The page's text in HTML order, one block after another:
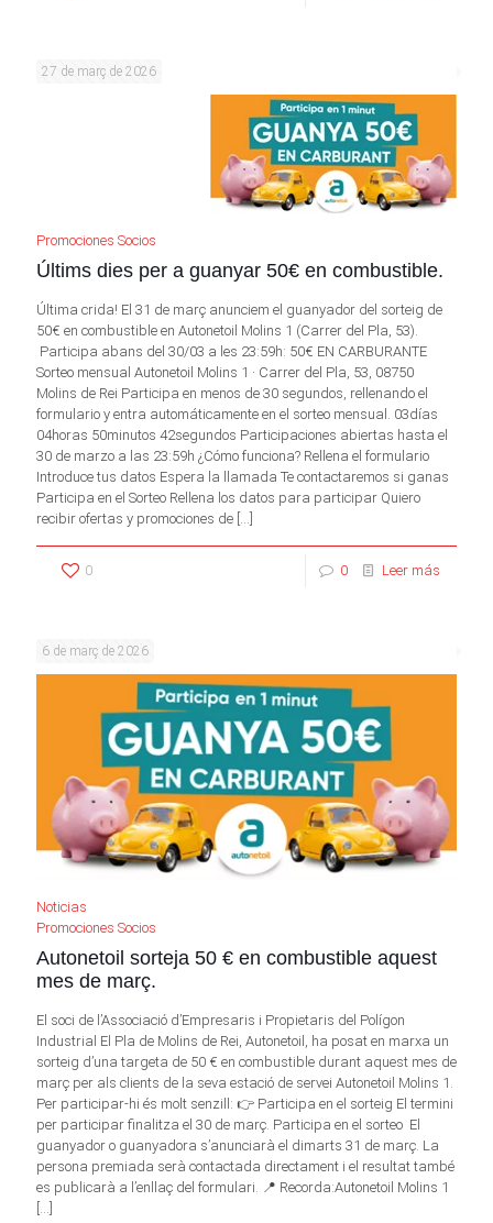
27 de març de 2026
Promociones Socios
Últims dies per a guanyar 50€ en combustible.
Última crida! El 31 de març anunciem el guanyador del sorteig de
50€ en combustible en Autonetoil Molins 1 (Carrer del Pla, 53).
Participa abans del 30/03 a les 23:59h: 50€ EN CARBURANTE
Sorteo mensual Autonetoil Molins 1 · Carrer del Pla, 53, 08750
Molins de Rei Participa en menos de 30 segundos, rellenando el
formulario y entra automáticamente en el sorteo mensual. 03días
04horas 50minutos 42segundos Participaciones abiertas hasta el
30 de marzo a las 23:59h ¿Cómo funciona? Rellena el formulario
Introduce tus datos Espera la llamada Te contactaremos si ganas
Participa en el Sorteo Rellena los datos para participar Quiero
recibir ofertas y promociones de […]
0 0 Leer más
6 de març de 2026
Noticias
Promociones Socios
Autonetoil sorteja 50 € en combustible aquest
mes de març.
El soci de l’Associació d’Empresaris i Propietaris del Polígon
Industrial El Pla de Molins de Rei, Autonetoil, ha posat en marxa un
sorteig d’una targeta de 50 € en combustible durant aquest mes de
març per als clients de la seva estació de servei Autonetoil Molins 1.
Per participar-hi és molt senzill: 👉 Participa en el sorteig El termini
per participar finalitza el 30 de març. Participa en el sorteo El
guanyador o guanyadora s’anunciarà el dimarts 31 de març. La
persona premiada serà contactada directament i el resultat també
es publicarà a l’enllaç del formulari. 📍 Recorda:Autonetoil Molins 1
[…]